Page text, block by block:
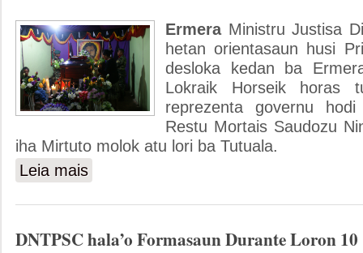
ErmeraMinistru Justisa
hetan orientasaun husi
desloka kedan ba
Lokraik Horseik horas
reprezenta governu
Restu Mortais Saudozu
iha Mirtuto molok atu lori ba Tutuala.
Leia mais
DNTPSC hala’o Formasaun Durante Loron 10